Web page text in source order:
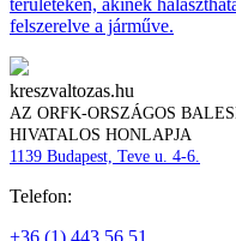
területeken, akinek
felszerelve a járműve.
kreszvaltozas.hu
AZ ORFK-ORSZÁGOS
HIVATALOS HONLAPJA
1139 Budapest, Teve u. 4-6.
Telefon:
+36 (1) 443 56 51